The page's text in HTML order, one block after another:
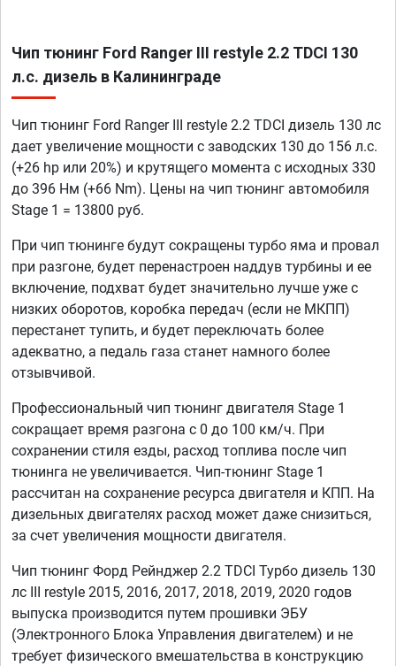
Чип тюнинг Ford Ranger III restyle 2.2 TDCI 130
л.с. дизель в Калининграде
Чип тюнинг Ford Ranger III restyle 2.2 TDCI дизель 130 лс
дает увеличение мощности с заводских 130 до 156 л.с.
(+26 hp или 20%) и крутящего момента с исходных 330
до 396 Нм (+66 Nm). Цены на чип тюнинг автомобиля
Stage 1 = 13800 руб.
При чип тюнинге будут сокращены турбо яма и провал
при разгоне, будет перенастроен наддув турбины и ее
включение, подхват будет значительно лучше уже с
низких оборотов, коробка передач (если не МКПП)
перестанет тупить, и будет переключать более
адекватно, а педаль газа станет намного более
отзывчивой.
Профессиональный чип тюнинг двигателя Stage 1
сокращает время разгона с 0 до 100 км/ч. При
сохранении стиля езды, расход топлива после чип
тюнинга не увеличивается. Чип-тюнинг Stage 1
рассчитан на сохранение ресурса двигателя и КПП. На
дизельных двигателях расход может даже снизиться,
за счет увеличения мощности двигателя.
Чип тюнинг Форд Рейнджер 2.2 TDCI Турбо дизель 130
лс III restyle 2015, 2016, 2017, 2018, 2019, 2020 годов
выпуска производится путем прошивки ЭБУ
(Электронного Блока Управления двигателем) и не
требует физического вмешательства в конструкцию